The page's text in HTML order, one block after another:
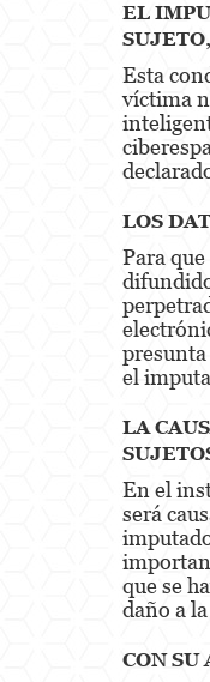
EL
Esta
víctima
LOS
Para
el
LA
En el
será
que se
daño a
CON SU